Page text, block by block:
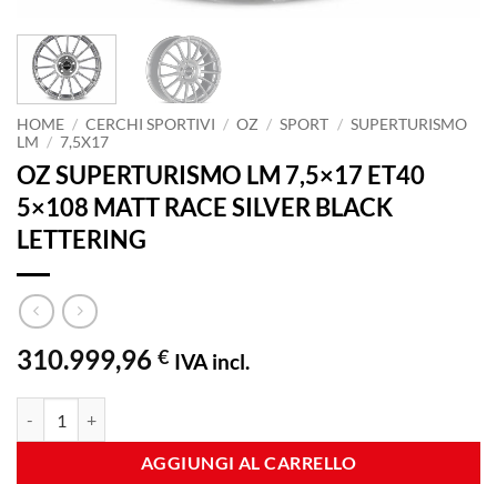
HOME / CERCHI SPORTIVI / OZ / SPORT / SUPERTURISMO
LM / 7,5X17
OZ SUPERTURISMO LM 7,5×17 ET40
5×108 MATT RACE SILVER BLACK
LETTERING
310.999,96 € IVA incl.
AGGIUNGI AL CARRELLO